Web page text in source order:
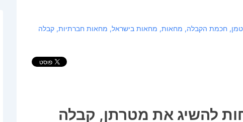
, חכמת הקבלה, מחאות, מחאות בישראל, מחאות חברתיות,קבלה
להשיג את מטרתן, קבלה